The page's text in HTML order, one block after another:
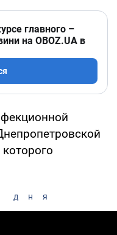
главного –
на OBOZ.UA в
дня